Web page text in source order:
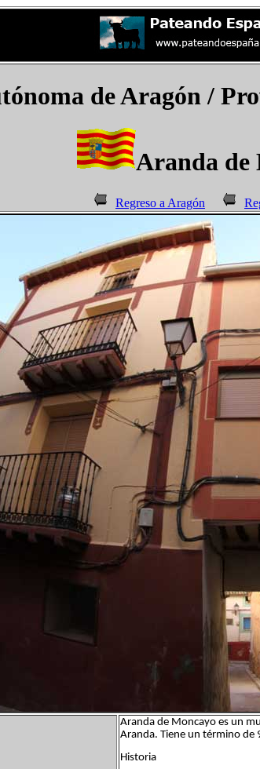
de Aragón /
Aranda de
Regreso a Aragón
Aranda de Moncayo es un
Aranda. Tiene un término de
Historia